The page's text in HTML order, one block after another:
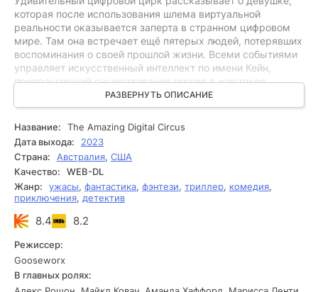
которая после использования шлема виртуальной
реальности оказывается заперта в странном цифровом
мире. Там она встречает ещё пятерых людей, потерявших
воспоминания о своей прошлой жизни. Всеми событиями
управляет искусственный интеллект по имени Кейн,
превращающий существование героев в жестокое
представление ради собственного развлечения. Главная
героиня получает имя Помни и вместе с остальными
пытается сохранить рассудок, разобраться в
происходящем и найти способ выбраться из этого
цифрового кошмара, где страх и безумие становятся
частью повседневности.
РАЗВЕРНУТЬ ОПИСАНИЕ
Название:
The Amazing Digital Circus
Дата выхода:
2023
Страна:
Австралия, США
Качество:
WEB-DL
Жанр:
ужасы, фантастика, фэнтези, триллер, комедия,
приключения, детектив
8.4 8.2
Режиссер:
Gooseworx
В главных ролях: